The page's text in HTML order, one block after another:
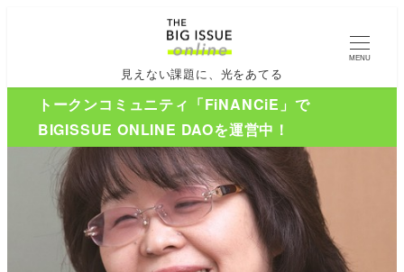
見えない課題に、光をあてる
MENU
トークンコミュニティ「FiNANCiE」で
BIGISSUE ONLINE DAOを運営中！